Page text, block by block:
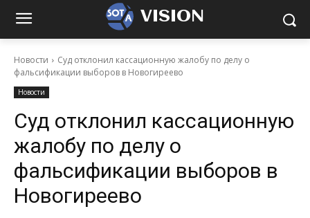
VISION
Новости
Суд отклонил кассационную жалобу по делу о
фальсификации выборов в Новогиреево
Новости
Суд отклонил кассационную
жалобу по делу о
фальсификации выборов в
Новогиреево